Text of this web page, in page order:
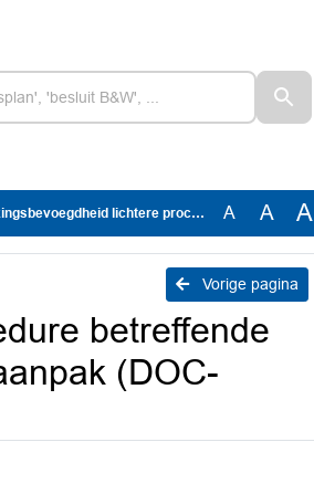
aanbesteding dorp- en wijkgerichte aanpak (DOC-00733635) A A A
Vorige pagina
betreffende
(DOC-